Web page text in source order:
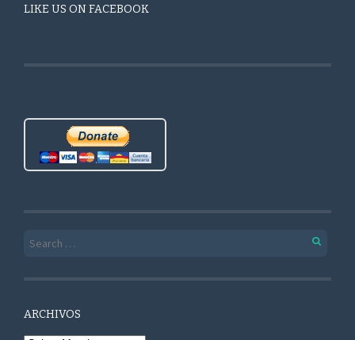
LIKE US ON FACEBOOK
Search for:
ARCHIVOS